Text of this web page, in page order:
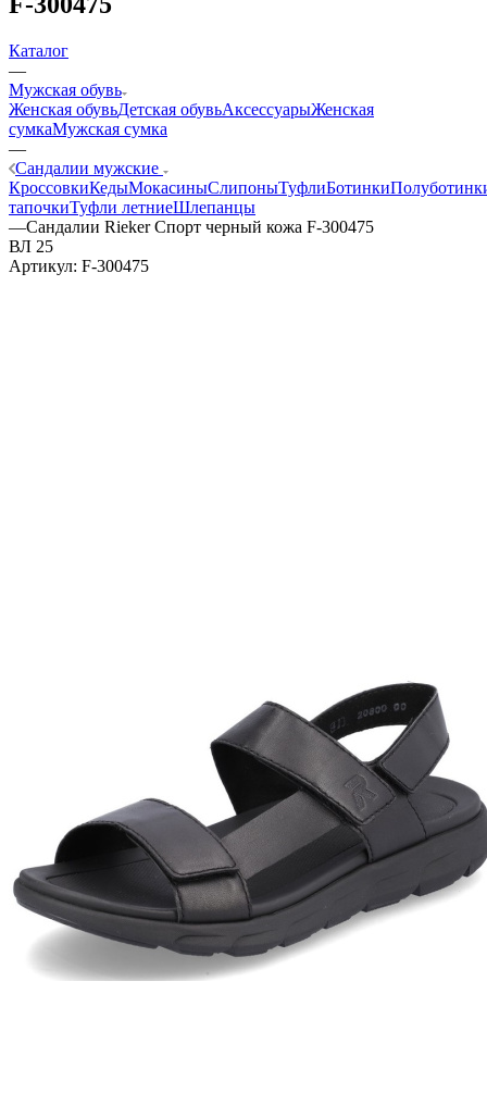
Каталог
—
Мужская обувь
Женская обувьДетская обувьАксессуарыЖенская
сумкаМужская сумка
—
Сандалии мужские
КроссовкиКедыМокасиныСлипоныТуфлиБотинки
тапочкиТуфли летниеШлепанцы
—Сандалии Rieker Спорт черный кожа F-300475
ВЛ 25
Артикул: F-300475